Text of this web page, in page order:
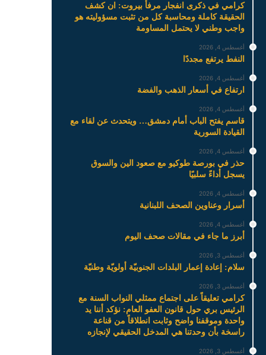
كرامي في ذكرى انفجار مرفأ بيروت: ان كشف
الحقيقة كاملة ومحاسبة كل من تثبت مسؤوليته هو
واجب وطني لا يحتمل المساومة
أغسطس 4, 2026
النفط يرتفع مجددًا
أغسطس 4, 2026
ارتفاع في أسعار الذهب والفضة
أغسطس 4, 2026
قاسم يفتح الباب أمام دمشق… ويتحدث عن لقاء مع
القيادة السورية
أغسطس 4, 2026
حذر في بورصة طوكيو مع صعود الين والسوق
يسجل أداءً سلبيًا
أغسطس 4, 2026
أسرار وعناوين الصحف اللبنانية
أغسطس 4, 2026
أبرز ما جاء في مقالات صحف اليوم
أغسطس 3, 2026
سلام: إعادة إعمار البلدات الجنوبيّة أولويّة وطنيّة
أغسطس 3, 2026
كرامي تعليقاً على اجتماع ممثلي النواب السنة مع
الرئيس بري حول قانون العفو العام: نؤكد أننا يد
واحدة وموقفنا واضح وثابت انطلاقاً من قناعة
راسخة بأن وحدتنا هي المدخل الحقيقي لإنجازه
أغسطس 3, 2026